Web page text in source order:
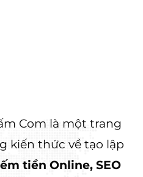
Com là một trang
kiến thức về tạo lập
tiền Online, SEO